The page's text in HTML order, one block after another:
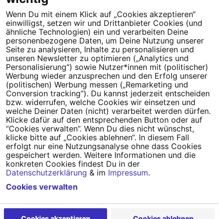
Tipps für deine Petition
Darum WeAct
Partnerprogramm
Erfolgreiche Petitionen
FAQs
Nutzungsbedingungen
Datenschutz
Impressum
Cookie-Einstellungen
Powered byCampact
Wenn Du mit einem Klick auf „Cookies akzeptieren“
einwilligst, setzen wir und Drittanbieter Cookies (und
ähnliche Technologien) ein und verarbeiten Deine
personenbezogene Daten, um Deine Nutzung unserer
Seite zu analysieren, Inhalte zu personalisieren und
unseren Newsletter zu optimieren („Analytics und
Personalisierung“) sowie Nutzer*innen mit (politischer)
Werbung wieder anzusprechen und den Erfolg unserer
(politischen) Werbung messen („Remarketing und
Conversion tracking“). Du kannst jederzeit entscheiden
bzw. widerrufen, welche Cookies wir einsetzen und
welche Deiner Daten (nicht) verarbeitet werden dürfen.
Klicke dafür auf den entsprechenden Button oder auf
“Cookies verwalten”. Wenn Du dies nicht wünschst,
klicke bitte auf „Cookies ablehnen“. In diesem Fall
erfolgt nur eine Nutzungsanalyse ohne dass Cookies
gespeichert werden. Weitere Informationen und die
konkreten Cookies findest Du in der
Datenschutzerklärung & im Impressum.
Cookies verwalten